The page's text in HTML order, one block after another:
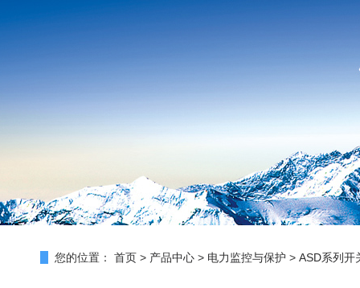
您的位置： 首页 > 产品中心 > 电力监控与保护 > ASD系列开